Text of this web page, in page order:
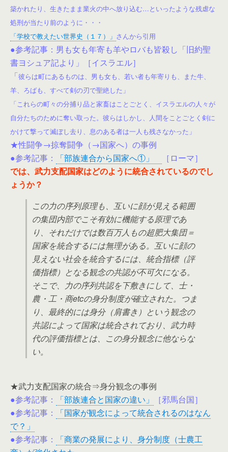
築かれたり、生きたまま業火の中へ放り込む…といったような残虐な
処刑が当たり前のように・・・
「学校で教えたい世界史（１７）」 さんから引用
●参考記事：男も女も年寄も羊やロバも皆殺し「旧約聖
書ヨシュア記より」［イスラエル］
「彼らは町にあるものは、男も女も、若い者も年寄りも、また牛、
羊、ろばも、すべて剣の刃で聖絶した」
「これらの町々の分捕り品と家畜はことごとく、イスラエルの人々が
自分たちのために奪い取った。彼らはしかし、人間をことごとく剣に
かけて撃って滅ぼし去り、息のある者は一人も残さなかった」
★性闘争→掠奪闘争（→国家へ）の事例
●参考記事：
「部族連合から国家へ①」
［ローマ］
では、武力支配国家はどのように統合されているのでし
ょうか？
この力の序列原理も、互いに顔が見える範囲
の集団内部でこそ有効に機能する原理であ
り、それだけでは数百万人もの超肥大集団＝
国家を統合するには無理がある。互いに顔の
見えない社会を統合するには、統合指標（評
価指標）となる観念の共認が不可欠になる。
そこで、力の序列共認を下敷きにして、士・
農・工・商etcの身分制度が確立された。つま
り、最終的には身分（肩書き）という観念の
共認によって国家は統合されており、武力時
代の評価指標とは、この身分観念に他ならな
い。
★武力支配国家の統合⇒身分観念の事例
●参考記事：
「部族連合と国家の違い」
［邪馬台国］
●参考記事：
「国家が観念によって統合されるのはなん
で？」
●参考記事：
「商業の発展により、身分制度（士農工